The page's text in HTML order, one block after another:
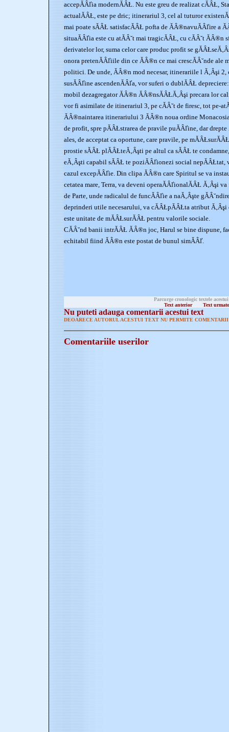
accepĂÂľia modernĂÂŁ. Nu este greu de realizat cĂÂŁ,
actualĂÂŁ, este pe dric; itinerariul 3, cel al tuturor
mai poate sĂÂŁ satisfacĂÂŁ pofta de ĂÂ®navuĂÂľire a
situaĂÂľia este cu atĂÂ˘t mai tragicĂÂŁ, cu cĂÂ˘t
derivatelor lor, suma celor care produc profit se
onora pretenĂÂľiile din ce ĂÂ®n ce mai crescĂÂ˘nde
politici. De unde, ĂÂ®n mod necesar, itinerariile l Ă‚Âşi
susĂÂľine ascendenĂÂľa, vor suferi o dublĂÂŁ
mobil dezagregator ĂÂ®n ĂÂ®nsĂÂŁĂ‚Âşi precara lor
vor fi asimilate de itinerariul 3, pe cĂÂ˘t de firesc, tot pe-
ĂÂ®naintarea itinerariului 3 ĂÂ®n noua ordine
de profit, spre pĂÂŁstrarea de pravile puĂÂľine, dar
ales, de acceptat ca oportune, care pravile, pe
prostie sĂÂŁ plĂÂŁteĂ‚Âşti pe altul ca sĂÂŁ te
eĂ‚Âşti capabil sĂÂŁ te poziĂÂľionezi social nepĂÂŁtat,
cazul excepĂÂľie. Din clipa ĂÂ®n care Spiritul se va
cetatea mare, Terra, va deveni operaĂÂľionalĂÂŁ Ă‚Âşi va
de Parte, unde radicalul de funcĂÂľie a naĂ‚Âşte
deprinderi utile necesarului, va cĂÂŁpĂÂŁta atribut
este unitate de mĂÂŁsurĂÂŁ pentru valorile sociale.
CĂÂ˘nd banii intrĂÂŁ ĂÂ®n joc, Harul se bine dispune,
echitabil fiind ĂÂ®n este postat de bunul simĂÂľ.
Parcurge cronologic textele
Text anterior
Text
Nu puteti adauga comentarii acestui text
DEOARECE AUTORUL ACESTUI TEXT NU PERMITE
Comentariile userilor